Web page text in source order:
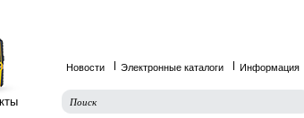
Новости Электронные каталоги Информация